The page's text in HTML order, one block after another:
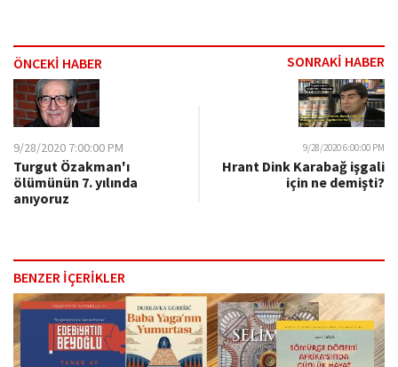
ÖNCEKİ HABER SONRAKİ HABER
9/28/2020 7:00:00 PM
Turgut Özakman'ı
ölümünün 7. yılında
anıyoruz
9/28/2020 6:00:00 PM
Hrant Dink Karabağ işgali
için ne demişti?
BENZER İÇERİKLER